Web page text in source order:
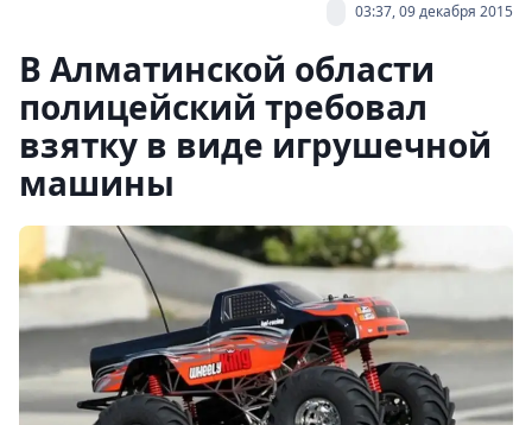
03:37, 09 декабря 2015
В Алматинской области
полицейский требовал
взятку в виде игрушечной
машины